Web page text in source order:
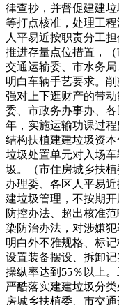
律查抄，并督促建建
等打点核准，处理工
人平易近按职责分工
推进存量点位措置，
交通运输委、市水务
明白车辆手艺要求。
强对上下逛财产的带
委、市政务办事办、
年，实施运输功课过
结构扶植建建垃圾资
垃圾处置单元对入场
圾。（市住房城乡扶
办理委、各区人平易
建垃圾管理，不按期
防控办法、超出核准
染防治办法，对涉嫌
明白外不雅规格、标
设置装备摆设、拆卸
操纵率达到55％以上
严酷落实建建垃圾分
房城乡扶植委、市交